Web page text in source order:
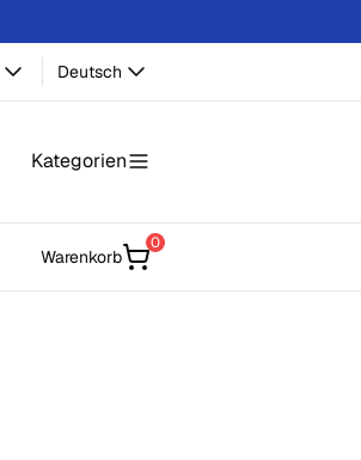
Deutsch
Kategorien
Warenkorb
0